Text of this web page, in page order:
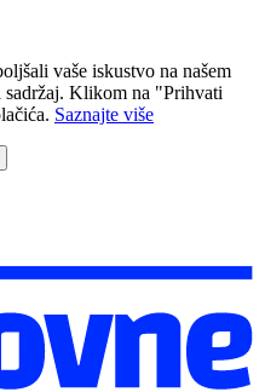
vaše iskustvo na našem
Klikom na "Prihvati
Saznajte više